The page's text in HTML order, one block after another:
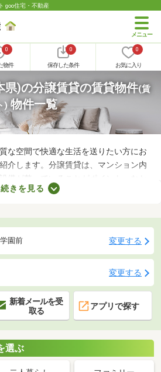
goo住宅・不動産
0
物件
0
保存した条件
0
お気に入り
県)の分譲賃貸の賃貸物件(賃
)物件一覧
な空間で快適な生活を送りたい方にお
介します。分譲賃貸は、マンション内
備が整っていることがポイント。なか
えられた物件もあるので、グレードの
るお部屋を見つけてくださいね。
続きを見る
園前 変更する
変更する
新着メールを受
取る
アプリで探す
選ぶ